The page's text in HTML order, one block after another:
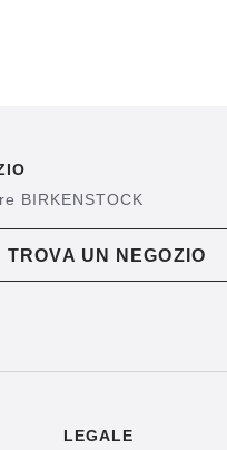
BIRKENSTOCK
TROVA UN NEGOZIO
LEGALE